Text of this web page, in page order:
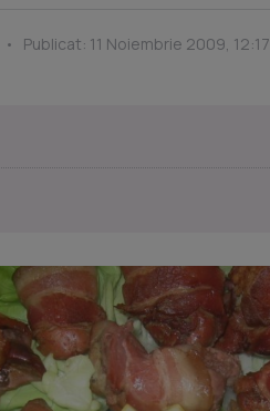
Publicat: 11 Noiembrie 2009, 12:17